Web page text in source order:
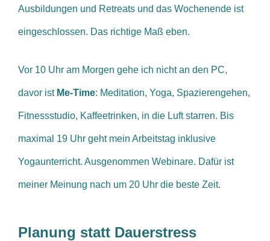
Ausbildungen und Retreats und das Wochenende ist
eingeschlossen. Das richtige Maß eben.
Vor 10 Uhr am Morgen gehe ich nicht an den PC,
davor ist Me-Time: Meditation, Yoga, Spazierengehen,
Fitnessstudio, Kaffeetrinken, in die Luft starren. Bis
maximal 19 Uhr geht mein Arbeitstag inklusive
Yogaunterricht. Ausgenommen Webinare. Dafür ist
meiner Meinung nach um 20 Uhr die beste Zeit.
Planung statt Dauerstress